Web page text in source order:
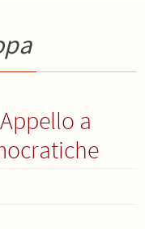
Appello a